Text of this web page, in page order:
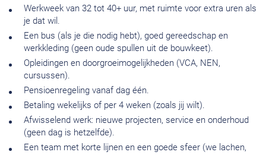
Werkweek van 32 tot 40+ uur, met ruimte voor extra uren als
je dat wil.
Een bus (als je die nodig hebt), goed gereedschap en
werkkleding (geen oude spullen uit de bouwkeet).
Opleidingen en doorgroeimogelijkheden (VCA, NEN,
cursussen).
Pensioenregeling vanaf dag één.
Betaling wekelijks of per 4 weken (zoals jij wilt).
Afwisselend werk: nieuwe projecten, service en onderhoud
(geen dag is hetzelfde).
Een team met korte lijnen en een goede sfeer (we lachen,